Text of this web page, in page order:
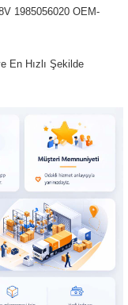
1985056020 OEM-
En Hızlı Şekilde